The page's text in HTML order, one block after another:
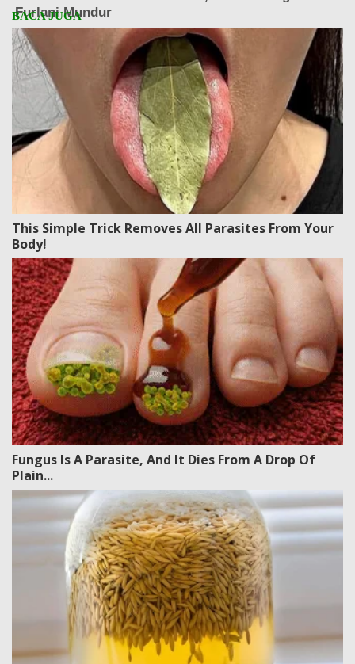
This Simple Trick Removes All Parasites From Your
Body!
Fungus Is A Parasite, And It Dies From A Drop Of
Plain...